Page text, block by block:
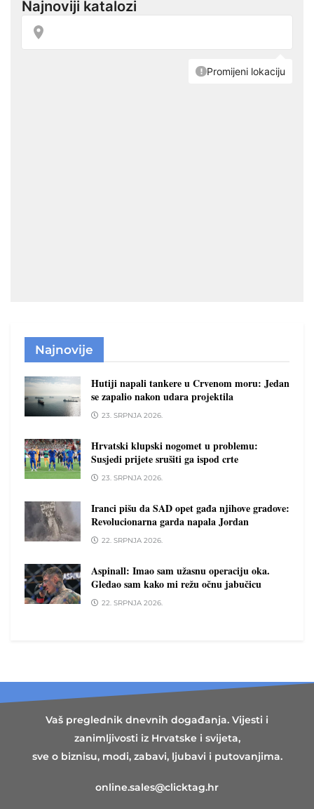
Najnovije
Hutiji napali tankere u Crvenom moru: Jedan
se zapalio nakon udara projektila
23. SRPNJA 2026.
Hrvatski klupski nogomet u problemu:
Susjedi prijete srušiti ga ispod crte
23. SRPNJA 2026.
Iranci pišu da SAD opet gađa njihove gradove:
Revolucionarna garda napala Jordan
22. SRPNJA 2026.
Aspinall: Imao sam užasnu operaciju oka.
Gledao sam kako mi režu očnu jabučicu
22. SRPNJA 2026.
Vaš preglednik dnevnih događanja. Vijesti i
zanimljivosti iz Hrvatske i svijeta,
sve o biznisu, modi, zabavi, ljubavi i putovanjima.
online.sales@clicktag.hr